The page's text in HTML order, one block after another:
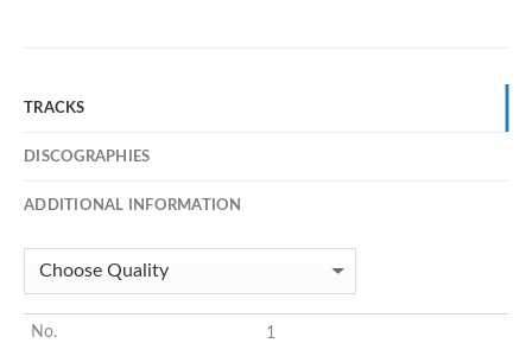
TRACKS
DISCOGRAPHIES
ADDITIONAL INFORMATION
1